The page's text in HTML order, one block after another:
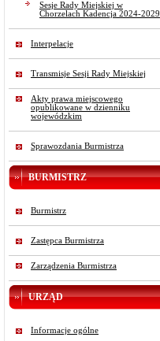
Sesje Rady Miejskiej w
Chorzelach Kadencja 2024-2029
Interpelacje
Transmisje Sesji Rady Miejskiej
Akty prawa miejscowego
opublikowane w dzienniku
wojewódzkim
Sprawozdania Burmistrza
BURMISTRZ
Burmistrz
Zastępca Burmistrza
Zarządzenia Burmistrza
URZĄD
Informacje ogólne